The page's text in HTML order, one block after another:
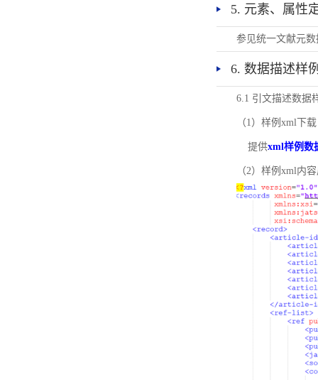
5. 元素、属性
参见统一文献元
6. 数据描述样
6.1 引文描述数据
（1）样例xml下载
提供xml样例数
（2）样例xml内